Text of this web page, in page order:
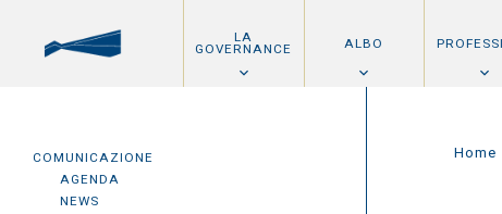
LA
GOVERNANCE ALBO
COMUNICAZIONE
AGENDA
NEWS
Home